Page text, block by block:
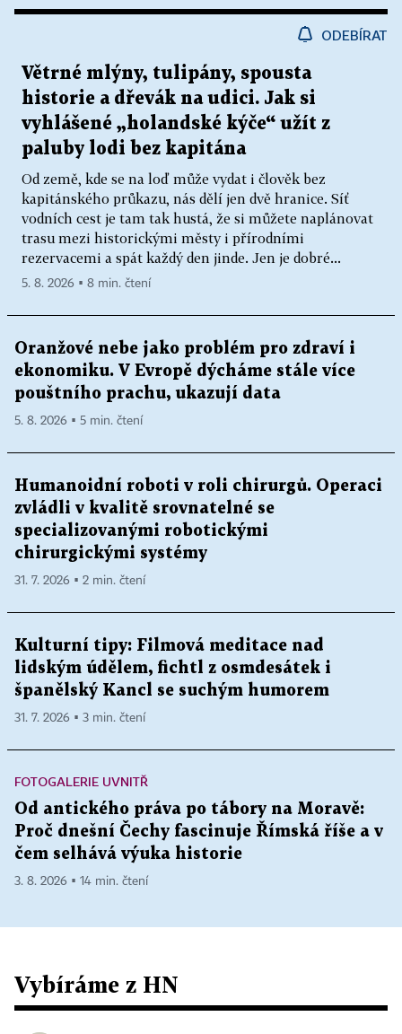
ODEBÍRAT
Větrné mlýny, tulipány, spousta
historie a dřevák na udici. Jak si
vyhlášené „holandské kýče“ užít z
paluby lodi bez kapitána
Od země, kde se na loď může vydat i člověk bez
kapitánského průkazu, nás dělí jen dvě hranice. Síť
vodních cest je tam tak hustá, že si můžete naplánovat
trasu mezi historickými městy i přírodními
rezervacemi a spát každý den jinde. Jen je dobré...
5. 8. 2026 ▪ 8 min. čtení
Oranžové nebe jako problém pro zdraví i
ekonomiku. V Evropě dýcháme stále více
pouštního prachu, ukazují data
5. 8. 2026 ▪ 5 min. čtení
Humanoidní roboti v roli chirurgů. Operaci
zvládli v kvalitě srovnatelné se
specializovanými robotickými
chirurgickými systémy
31. 7. 2026 ▪ 2 min. čtení
Kulturní tipy: Filmová meditace nad
lidským údělem, fichtl z osmdesátek i
španělský Kancl se suchým humorem
31. 7. 2026 ▪ 3 min. čtení
FOTOGALERIE UVNITŘ
Od antického práva po tábory na Moravě:
Proč dnešní Čechy fascinuje Římská říše a v
čem selhává výuka historie
3. 8. 2026 ▪ 14 min. čtení
Vybíráme z HN